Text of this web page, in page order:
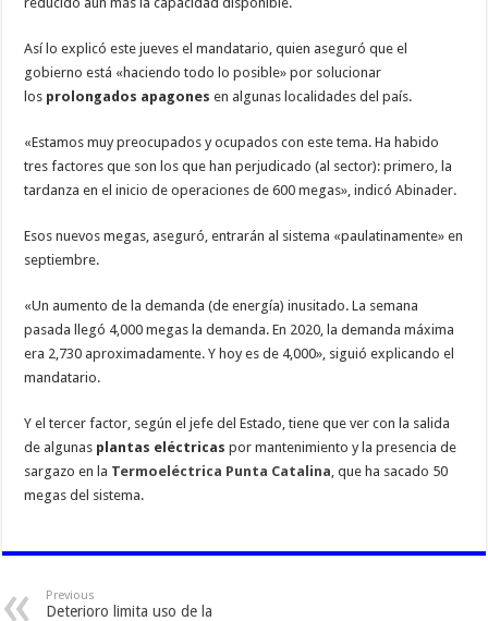
Así lo explicó este jueves el mandatario, quien aseguró que el
gobierno está «haciendo todo lo posible» por solucionar
los prolongados apagones en algunas localidades del país.
«Estamos muy preocupados y ocupados con este tema. Ha habido
tres factores que son los que han perjudicado (al sector): primero, la
tardanza en el inicio de operaciones de 600 megas», indicó Abinader.
Esos nuevos megas, aseguró, entrarán al sistema «paulatinamente» en
septiembre.
«Un aumento de la demanda (de energía) inusitado. La semana
pasada llegó 4,000 megas la demanda. En 2020, la demanda máxima
era 2,730 aproximadamente. Y hoy es de 4,000», siguió explicando el
mandatario.
Y el tercer factor, según el jefe del Estado, tiene que ver con la salida
de algunas plantas eléctricas por mantenimiento y la presencia de
sargazo en la Termoeléctrica Punta Catalina , que ha sacado 50
megas del sistema.
Previous
Deterioro limita uso de la